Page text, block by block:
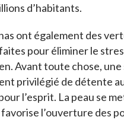
d’habitants.
ont également des
pour éliminer le
Avant toute chose, une
privilégié de détente
l’esprit. La peau se
l’ouverture des